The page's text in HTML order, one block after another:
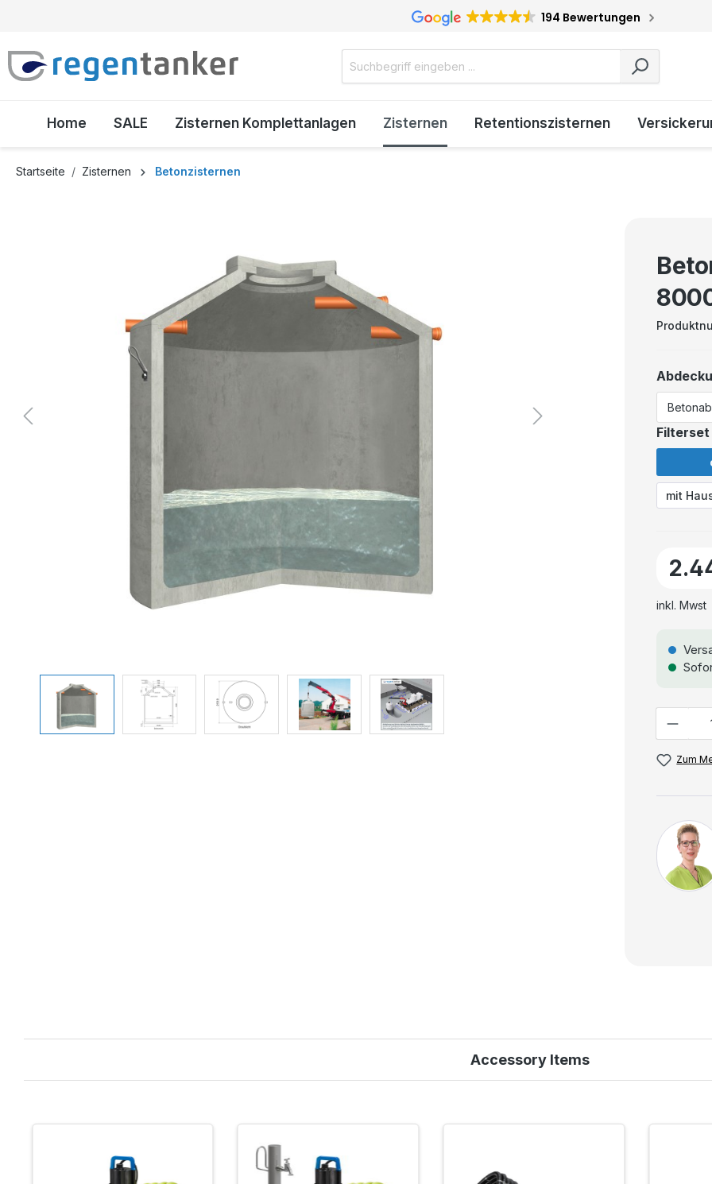
194 Bewertungen
Home SALE Zisternen Komplettanlagen Zisternen Retentionszisternen
Startseite Zisternen Betonzisternen
Filterset
mit
inkl. Mwst
Zum
Accessory Items